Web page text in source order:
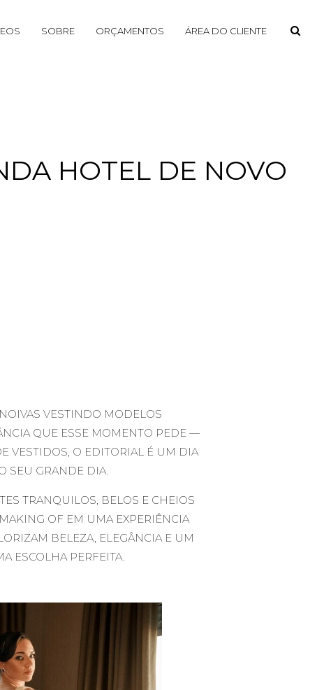
SOBRE ORÇAMENTOS ÁREA DO CLIENTE
HOTEL DE NOVO
VESTINDO MODELOS
QUE ESSE MOMENTO PEDE —
VESTIDOS, O EDITORIAL É UM DIA
SEU GRANDE DIA.
TRANQUILOS, BELOS E CHEIOS
OF EM UMA EXPERIÊNCIA
BELEZA, ELEGÂNCIA E UM
ESCOLHA PERFEITA.